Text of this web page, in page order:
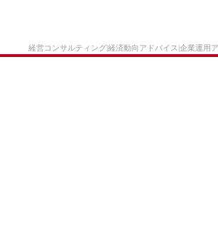
経営コンサルティング|経済動向アドバイス|企業運用